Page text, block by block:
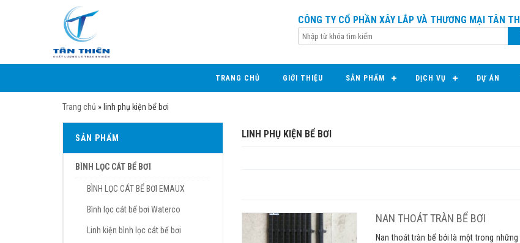
CÔNG TY CỔ PHẦN XÂY LẮP VÀ THƯƠNG MẠI TÂN
TRANG CHỦ GIỚI THIỆU SẢN PHẨM DỊCH VỤ DỰ ÁN
Trang chủ » linh phụ kiện bể bơi
SẢN PHẨM
BÌNH LỌC CÁT BỂ BƠI
BÌNH LỌC CÁT BỂ BƠI EMAUX
Bình lọc cát bể bơi Waterco
Linh kiện bình lọc cát bể bơi
LINH PHỤ KIỆN BỂ BƠI
NAN THOÁT TRÀN BỂ BƠI
Nan thoát tràn bể bởi là một trong